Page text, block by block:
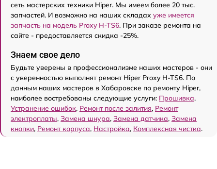
сеть мастерских техники Hiper. Мы имеем более 20 тыс.
запчастей. И возможно на наших складах уже имеется
запчасть на модель Proxy H-TS6. При заказе ремонта на
сайте - предоставляется скидка -25%.
Знаем свое дело
Будьте уверены в профессионализме наших мастеров - они
с уверенностью выполнят ремонт Hiper Proxy H-TS6. По
данным наших мастеров в Хабаровске по ремонту Hiper,
наиболее востребованы следующие услуги: Прошивка,
Устранение ошибок, Ремонт после залития, Ремонт
электроплаты, Замена шнура, Замена датчика, Замена
кнопки, Ремонт корпуса, Настройка, Комплексная чистка.